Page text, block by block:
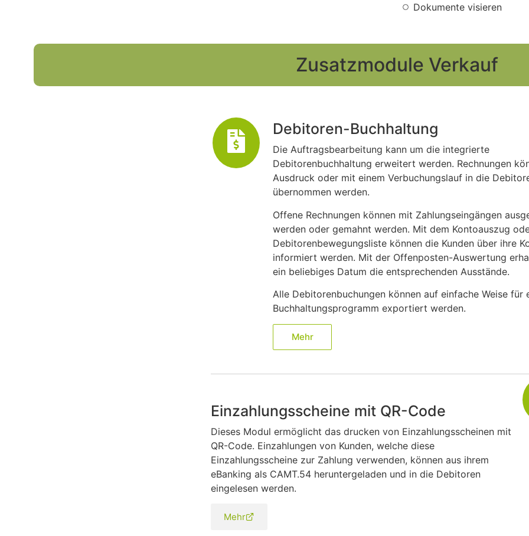
Dokumente visieren
Zusatzmodule Verkauf
Debitoren-Buchhaltung
Die Auftragsbearbeitung kann um die integrierte
Debitorenbuchhaltung erweitert werden. Rechnungen
Aus­druck oder mit einem Ver­buchungslauf in die
übernommen werden.
Offene Rechnungen können mit Zahlungseingängen
werden oder gemahnt werden. Mit dem Kontoauszug
Debitorenbewegungsliste können die Kunden über ihre
informiert werden. Mit der Offenposten-Auswertung
ein beliebiges Datum die entsprechenden Ausstände.
Alle Debitorenbuchungen können auf einfache Weise für
Buchhaltungsprogramm exportiert werden.
Mehr
Einzahlungsscheine mit QR-Code
Dieses Modul ermöglicht das drucken von Einzahlungsscheinen mit
QR-Code. Einzahlungen von Kunden, welche diese
Einzahlungsscheine zur Zahlung verwenden, können aus ihrem
eBanking als CAMT.54 heruntergeladen und in die Debitoren
eingelesen werden.
Mehr